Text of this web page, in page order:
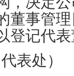
董事管
登记代
表处）